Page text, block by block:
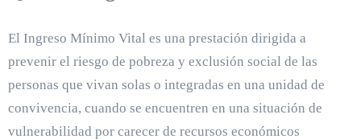
El Ingreso Mínimo Vital es una prestación dirigida a
prevenir el riesgo de pobreza y exclusión social de las
personas que vivan solas o integradas en una unidad de
convivencia, cuando se encuentren en una situación de
vulnerabilidad por carecer de recursos económicos